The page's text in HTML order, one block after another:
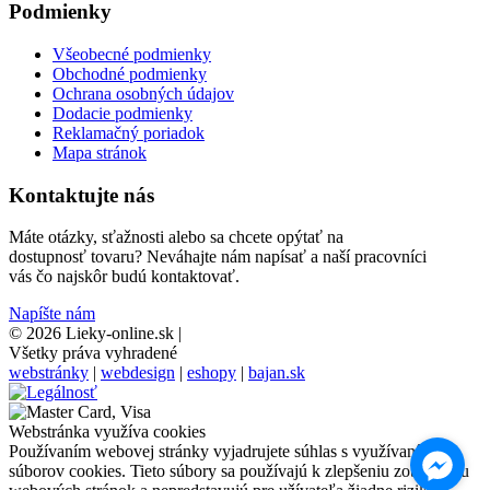
Podmienky
Všeobecné podmienky
Obchodné podmienky
Ochrana osobných údajov
Dodacie podmienky
Reklamačný poriadok
Mapa stránok
Kontaktujte nás
Máte otázky, sťažnosti alebo sa chcete opýtať na
dostupnosť tovaru? Neváhajte nám napísať a naší pracovníci
vás čo najskôr budú kontaktovať.
Napíšte nám
© 2026 Lieky-online.sk |
Všetky práva vyhradené
webstránky | webdesign | eshopy | bajan.sk
Webstránka využíva cookies
Používaním webovej stránky vyjadrujete súhlas s využívaním
súborov cookies. Tieto súbory sa používajú k zlepšeniu zobrazeniu